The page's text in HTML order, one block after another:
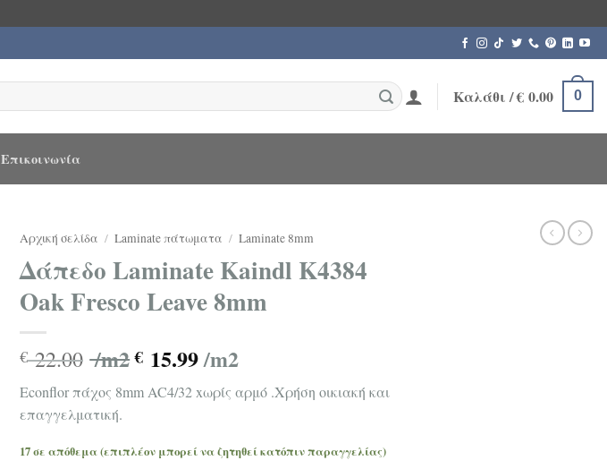
Καλάθι /€0.00 0
Επικοινωνία
Αρχική σελίδα / Laminate πάτωματα / Laminate 8mm
Δάπεδο Laminate Kaindl K4384
Οak Fresco Leave 8mm
€22.00 /m2 € 15.99/m2
Econflor πάχος 8mm AC4/32 xωρίς αρμό .Χρήση οικιακή και
επαγγελματική.
17 σε απόθεμα (επιπλέον μπορεί να ζητηθεί κατόπιν παραγγελίας)